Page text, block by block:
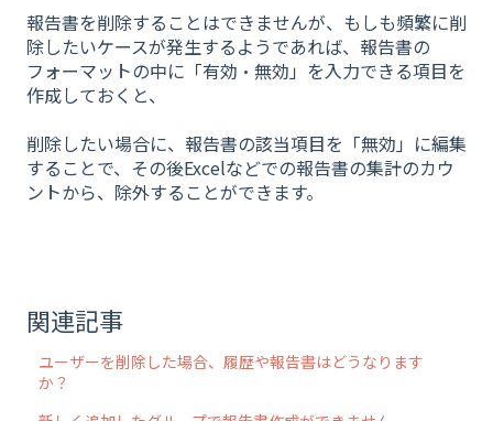
報告書を削除することはできませんが、もしも頻繁に削
除したいケースが発生するようであれば、報告書の
フォーマットの中に「有効・無効」を入力できる項目を
作成しておくと、
削除したい場合に、報告書の該当項目を「無効」に編集
することで、その後Excelなどでの報告書の集計のカウ
ントから、除外することができます。
関連記事
ユーザーを削除した場合、履歴や報告書はどうなります
か？